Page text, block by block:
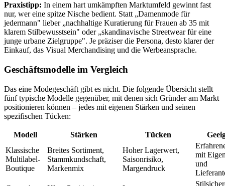
Praxistipp: In einem hart umkämpften Marktumfeld gewinnt fast
nur, wer eine spitze Nische bedient. Statt „Damenmode für
jedermann" lieber „nachhaltige Kuratierung für Frauen ab 35 mit
klarem Stilbewusstsein" oder „skandinavische Streetwear für eine
junge urbane Zielgruppe". Je präziser die Persona, desto klarer der
Einkauf, das Visual Merchandising und die Werbeansprache.
Geschäftsmodelle im Vergleich
Das eine Modegeschäft gibt es nicht. Die folgende Übersicht stellt
fünf typische Modelle gegenüber, mit denen sich Gründer am Markt
positionieren können – jedes mit eigenen Stärken und seinen
spezifischen Tücken:
Modell Stärken Tücken
Klassische
Multilabel-
Boutique
Breites Sortiment,
Stammkundschaft,
Markenmix
Hoher Lagerwert,
Saisonrisiko,
Margendruck
mit
und